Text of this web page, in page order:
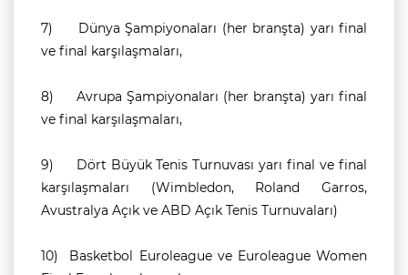
7) Dünya Şampiyonaları (her branşta) yarı final
ve final karşılaşmaları,
8) Avrupa Şampiyonaları (her branşta) yarı final
ve final karşılaşmaları,
9) Dört Büyük Tenis Turnuvası yarı final ve final
karşılaşmaları (Wimbledon, Roland Garros,
Avustralya Açık ve ABD Açık Tenis Turnuvaları)
10) Basketbol Euroleague ve Euroleague Women